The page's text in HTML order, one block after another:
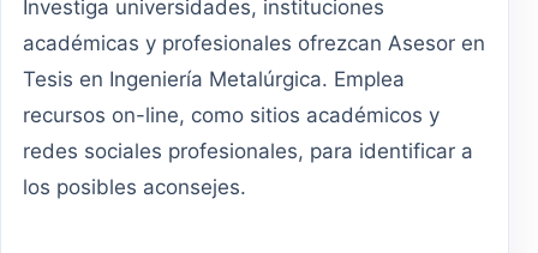
Investiga universidades, instituciones
académicas y profesionales ofrezcan Asesor en
Tesis en Ingeniería Metalúrgica. Emplea
recursos on-line, como sitios académicos y
redes sociales profesionales, para identificar a
los posibles aconsejes.